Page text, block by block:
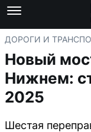
ДОРОГИ И
Новый
Нижнем:
2025
Шестая